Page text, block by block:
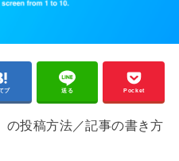
ブ 送る Pocket
の投稿方法／記事の書き方